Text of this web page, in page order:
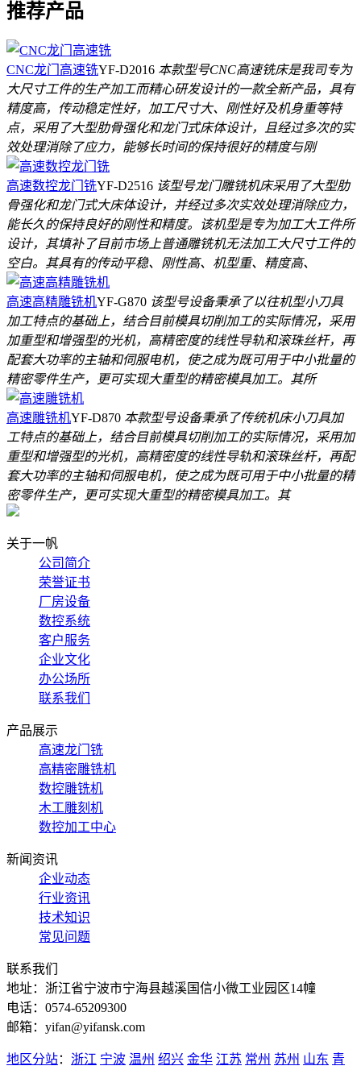
推荐产品
CNC龙门高速铣YF-D2016 本款型号CNC高速铣床是我司专为
大尺寸工件的生产加工而精心研发设计的一款全新产品，具有
精度高，传动稳定性好，加工尺寸大、刚性好及机身重等特
点，采用了大型肋骨强化和龙门式床体设计，且经过多次的实
效处理消除了应力，能够长时间的保持很好的精度与刚
高速数控龙门铣YF-D2516 该型号龙门雕铣机床采用了大型肋
骨强化和龙门式大床体设计，并经过多次实效处理消除应力，
能长久的保持良好的刚性和精度。该机型是专为加工大工件所
设计，其填补了目前市场上普通雕铣机无法加工大尺寸工件的
空白。其具有的传动平稳、刚性高、机型重、精度高、
高速高精雕铣机YF-G870 该型号设备秉承了以往机型小刀具
加工特点的基础上，结合目前模具切削加工的实际情况，采用
加重型和增强型的光机，高精密度的线性导轨和滚珠丝杆，再
配套大功率的主轴和伺服电机，使之成为既可用于中小批量的
精密零件生产，更可实现大重型的精密模具加工。其所
高速雕铣机YF-D870 本款型号设备秉承了传统机床小刀具加
工特点的基础上，结合目前模具切削加工的实际情况，采用加
重型和增强型的光机，高精密度的线性导轨和滚珠丝杆，再配
套大功率的主轴和伺服电机，使之成为既可用于中小批量的精
密零件生产，更可实现大重型的精密模具加工。其
关于一帆
公司简介
荣誉证书
厂房设备
数控系统
客户服务
企业文化
办公场所
联系我们
产品展示
高速龙门铣
高精密雕铣机
数控雕铣机
木工雕刻机
数控加工中心
新闻资讯
企业动态
行业资讯
技术知识
常见问题
联系我们
地址：浙江省宁波市宁海县越溪国信小微工业园区14幢
电话：0574-65209300
邮箱：yifan@yifansk.com
地区分站： 浙江 宁波 温州 绍兴 金华 江苏 常州 苏州 山东 青